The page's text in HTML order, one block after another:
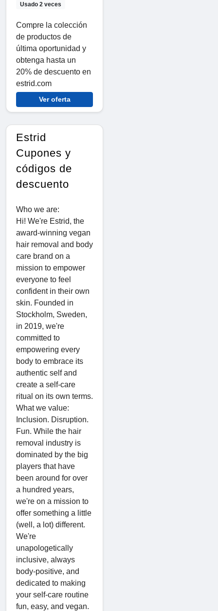
Usado 2 veces
Compre la colección
de productos de
última oportunidad y
obtenga hasta un
20% de descuento en
estrid.com
Ver oferta
Estrid
Cupones y
códigos de
descuento
Who we are:
Hi! We're Estrid, the
award-winning vegan
hair removal and body
care brand on a
mission to empower
everyone to feel
confident in their own
skin. Founded in
Stockholm, Sweden,
in 2019, we're
committed to
empowering every
body to embrace its
authentic self and
create a self-care
ritual on its own terms.
What we value:
Inclusion. Disruption.
Fun. While the hair
removal industry is
dominated by the big
players that have
been around for over
a hundred years,
we're on a mission to
offer something a little
(well, a lot) different.
We're
unapologetically
inclusive, always
body-positive, and
dedicated to making
your self-care routine
fun, easy, and vegan.